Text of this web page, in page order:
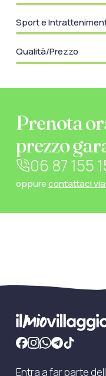
Sport e
Qualità/Prezzo
Prenota
prezzo
06 87 155
oppurecontattaci
Entra a far parte